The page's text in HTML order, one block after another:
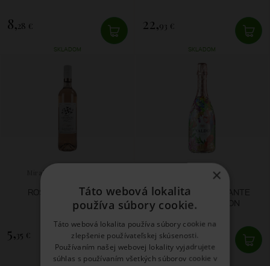
8,28 €
SKLADOM
22,93 €
SKLADOM
Mirabeau en Provence
ROSÉ CLASSIC 2021
5, 35 €
SKLADOM
ROSÉ BRUT SPUMANTE
PARADISE EDITION
12,96 €
SKLADOM
×
Táto webová lokalita
používa súbory cookie.
Táto webová lokalita používa súbory cookie na
zlepšenie používateľskej skúsenosti.
Používaním našej webovej lokality vyjadrujete
súhlas s používaním všetkých súborov cookie v